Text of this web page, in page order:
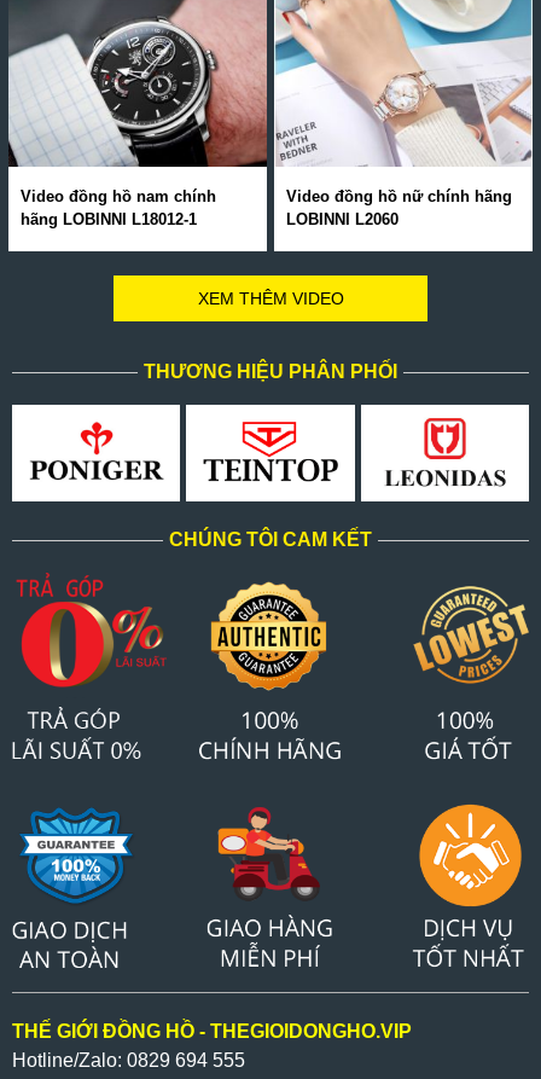
Video đồng hồ nam chính
hãng LOBINNI L18012-1
Video đồng hồ nữ chính hãng
LOBINNI L2060
XEM THÊM VIDEO
THƯƠNG HIỆU PHÂN PHỐI
CHÚNG TÔI CAM KẾT
THẾ GIỚI ĐỒNG HỒ - THEGIOIDONGHO.VIP
Hotline/Zalo: 0829 694 555